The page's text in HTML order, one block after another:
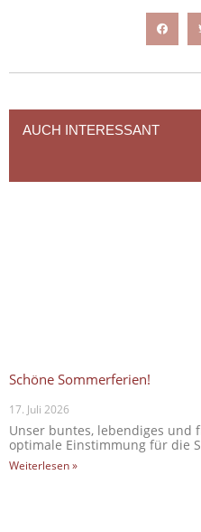
AUCH INTERESSANT
Schöne Sommerferien!
17. Juli 2026
Unser buntes, lebendiges und
optimale Einstimmung für die
Weiterlesen »